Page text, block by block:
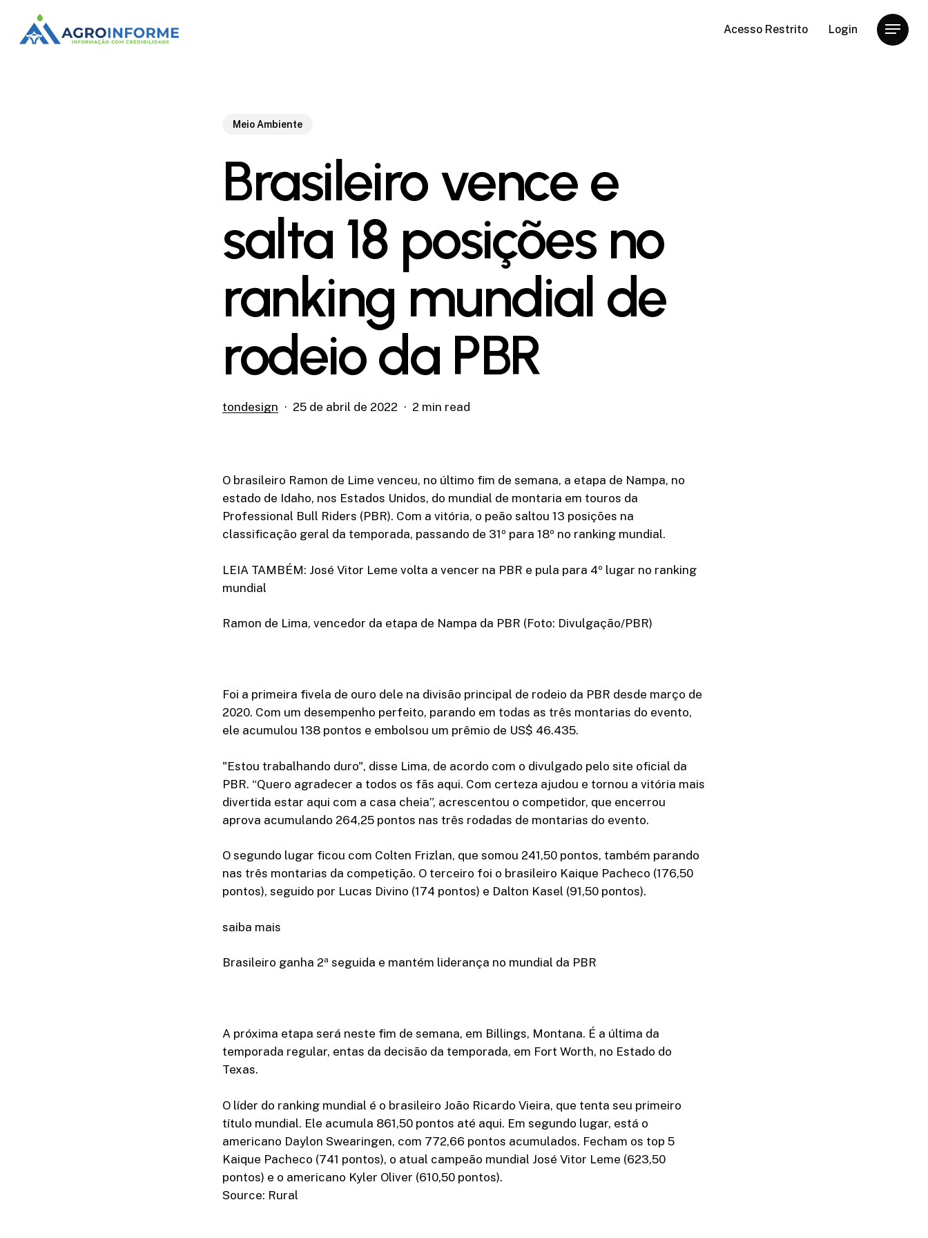
main
Acesso Restrito Login Menu
Meio Ambiente
Brasileiro vence e
salta 18 posições no
ranking mundial de
rodeio da PBR
tondesign 25 de abril de 2022 2 min read
O brasileiro Ramon de Lime venceu, no último fim de semana, a etapa de Nampa, no
estado de Idaho, nos Estados Unidos, do mundial de montaria em touros da
Professional Bull Riders (PBR). Com a vitória, o peão saltou 13 posições na
classificação geral da temporada, passando de 31º para 18º no ranking mundial.
LEIA TAMBÉM: José Vitor Leme volta a vencer na PBR e pula para 4º lugar no ranking
mundial
Ramon de Lima, vencedor da etapa de Nampa da PBR (Foto: Divulgação/PBR)
Foi a primeira fivela de ouro dele na divisão principal de rodeio da PBR desde março de
2020. Com um desempenho perfeito, parando em todas as três montarias do evento,
ele acumulou 138 pontos e embolsou um prêmio de US$ 46.435.
"Estou trabalhando duro", disse Lima, de acordo com o divulgado pelo site oficial da
PBR. “Quero agradecer a todos os fãs aqui. Com certeza ajudou e tornou a vitória mais
divertida estar aqui com a casa cheia”, acrescentou o competidor, que encerrou
aprova acumulando 264,25 pontos nas três rodadas de montarias do evento.
O segundo lugar ficou com Colten Frizlan, que somou 241,50 pontos, também parando
nas três montarias da competição. O terceiro foi o brasileiro Kaique Pacheco (176,50
pontos), seguido por Lucas Divino (174 pontos) e Dalton Kasel (91,50 pontos).
saiba mais
Brasileiro ganha 2ª seguida e mantém liderança no mundial da PBR
A próxima etapa será neste fim de semana, em Billings, Montana. É a última da
temporada regular, entas da decisão da temporada, em Fort Worth, no Estado do
Texas.
O líder do ranking mundial é o brasileiro João Ricardo Vieira, que tenta seu primeiro
título mundial. Ele acumula 861,50 pontos até aqui. Em segundo lugar, está o
americano Daylon Swearingen, com 772,66 pontos acumulados. Fecham os top 5
Kaique Pacheco (741 pontos), o atual campeão mundial José Vitor Leme (623,50
pontos) e o americano Kyler Oliver (610,50 pontos).
Source: Rural